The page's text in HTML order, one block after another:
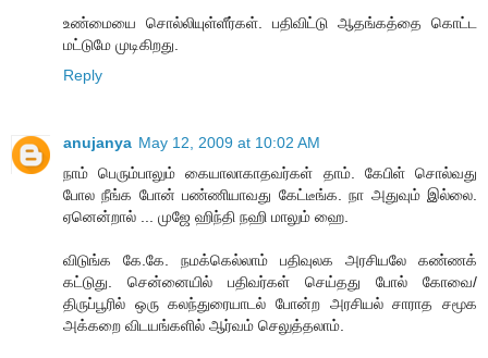
உண்மையை சொல்லியுள்ளீர்கள். பதிவிட்டு ஆதங்கத்தை கொட்ட
மட்டுமே முடிகிறது.
Reply
anujanya May 12, 2009 at 10:02 AM
நாம் பெரும்பாலும் கையாலாகாதவர்கள் தாம். கேபிள் சொல்வது
போல நீங்க போன் பண்ணியாவது கேட்டீங்க. நா அதுவும் இல்லை.
ஏனென்றால் ... முஜே ஹிந்தி நஹி மாலும் ஹை.
விடுங்க கே.கே. நமக்கெல்லாம் பதிவுலக அரசியலே கண்ணக்
கட்டுது. சென்னையில் பதிவர்கள் செய்தது போல் கோவை/
திருப்பூரில் ஒரு கலந்துரையாடல் போன்ற அரசியல் சாராத சமூக
அக்கறை விடயங்களில் ஆர்வம் செலுத்தலாம்.